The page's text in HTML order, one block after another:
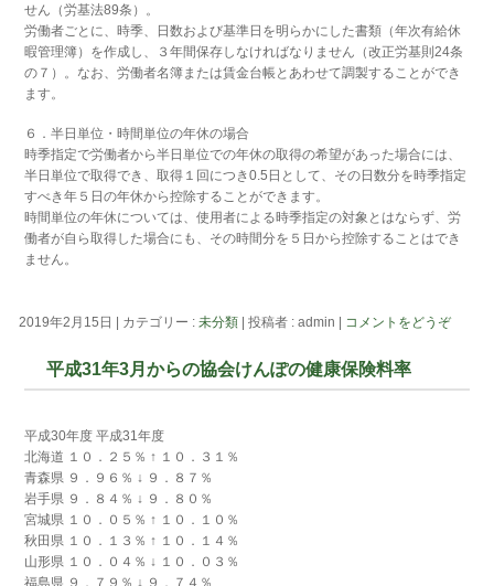
せん（労基法89条）。
労働者ごとに、時季、日数および基準日を明らかにした書類（年次有給休
暇管理簿）を作成し、３年間保存しなければなりません（改正労基則24条
の７）。なお、労働者名簿または賃金台帳とあわせて調製することができ
ます。
６．半日単位・時間単位の年休の場合
時季指定で労働者から半日単位での年休の取得の希望があった場合には、
半日単位で取得でき、取得１回につき0.5日として、その日数分を時季指定
すべき年５日の年休から控除することができます。
時間単位の年休については、使用者による時季指定の対象とはならず、労
働者が自ら取得した場合にも、その時間分を５日から控除することはでき
ません。
2019年2月15日 カテゴリー :未分類 |投稿者 : admin コメントをどうぞ
平成31年3月からの協会けんぽの健康保険料率
平成30年度 平成31年度
北海道 １０．２５％ ↑ １０．３１％
青森県 ９．９６％ ↓ ９．８７％
岩手県 ９．８４％ ↓ ９．８０％
宮城県 １０．０５％ ↑ １０．１０％
秋田県 １０．１３％ ↑ １０．１４％
山形県 １０．０４％ ↓ １０．０３％
福島県 ９．７９％ ↓ ９．７４％